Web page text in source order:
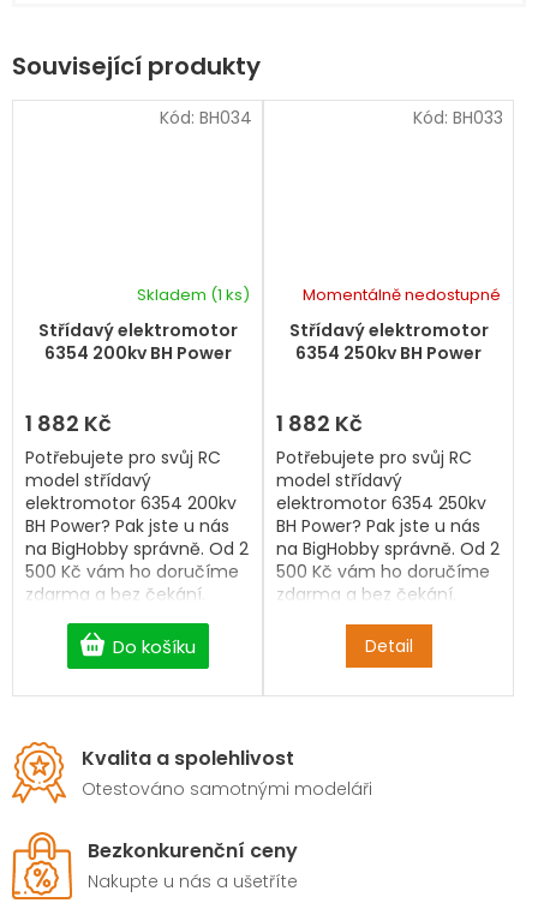
Související produkty
Střídavý elektromotor
6354 200kv BH Power
Skladem (1 ks)
1 882 Kč
Do košíku
Potřebujete pro svůj RC
model střídavý
elektromotor 6354 200kv
BH Power? Pak jste u nás
na BigHobby správně. Od 2
500 Kč vám ho doručíme
zdarma a bez čekání.
Kód: BH034
Střídavý elektromotor
6354 250kv BH Power
Momentálně nedostupné
1 882 Kč
Detail
Potřebujete pro svůj RC
model střídavý
elektromotor 6354 250kv
BH Power? Pak jste u nás
na BigHobby správně. Od 2
500 Kč vám ho doručíme
zdarma a bez čekání.
Kód: BH033
Kvalita a spolehlivost
Otestováno samotnými modeláři
Bezkonkurenční ceny
Nakupte u nás a ušetříte